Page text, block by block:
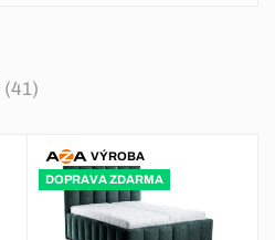
(41)
VÝROBA
DOPRAVA ZDARMA